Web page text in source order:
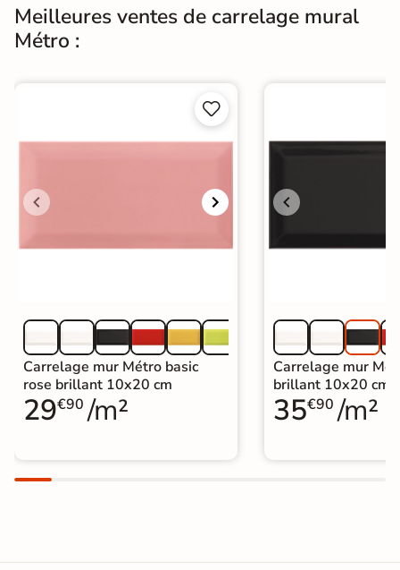
Meilleures ventes de carrelage mural
Métro :


Carrelage mur Métro basic
rose brillant 10x20 cm
29€90 /m²
Carrelage mur
brillant 10x20 cm
35€90 /m²